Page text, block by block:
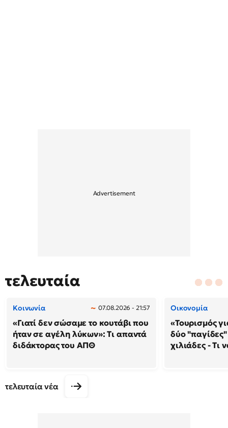
τελευταία
Κοινωνία 07.08.2026 - 21:57
«Γιατί δεν σώσαμε το κουτάβι που
ήταν σε αγέλη λύκων»: Τι απαντά
διδάκτορας του ΑΠΘ
Οικονομία
«Τουρισμός
δύο
χιλιάδες - Τι
τελευταία νέα